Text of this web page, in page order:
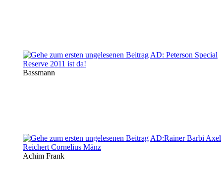
AD: Peterson Special
Reserve 2011 ist da!
Bassmann
AD:Rainer Barbi Axel
Reichert Cornelius Mänz
Achim Frank